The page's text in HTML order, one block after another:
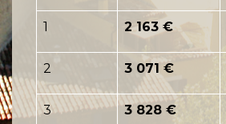
1 2 163 €
2 3 071 €
3 3 828 €